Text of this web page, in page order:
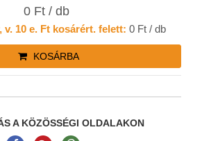
0 Ft / db
v. 10 e. Ft kosárért. felett: 0 Ft / db
KOSÁRBA
A KÖZÖSSÉGI OLDALAKON